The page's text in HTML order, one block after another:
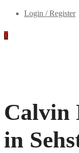
Login / Register
0
Calvin
in